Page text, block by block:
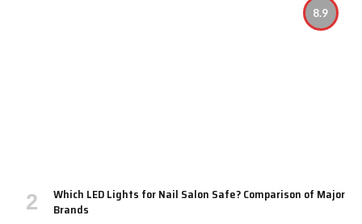
8.9
Which LED Lights for Nail Salon Safe? Comparison of Major
Brands